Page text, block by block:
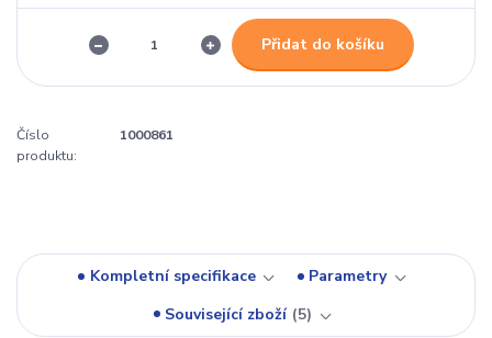
Přidat do košíku
Číslo
produktu:
1000861
Kompletní specifikace
Parametry
Související zboží 5